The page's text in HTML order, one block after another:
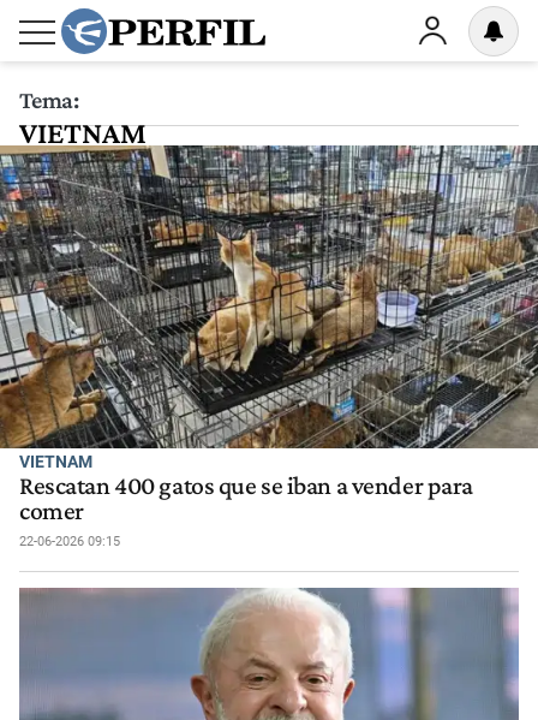
Tema:
VIETNAM
VIETNAM
Rescatan 400 gatos que se iban a vender para
comer
22-06-2026 09:15